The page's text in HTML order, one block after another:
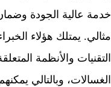
خدمة عالية الجودة
مثالي. يمتلك هؤلاء
التقنيات والأنظمة
الغسالات، وبالتالي